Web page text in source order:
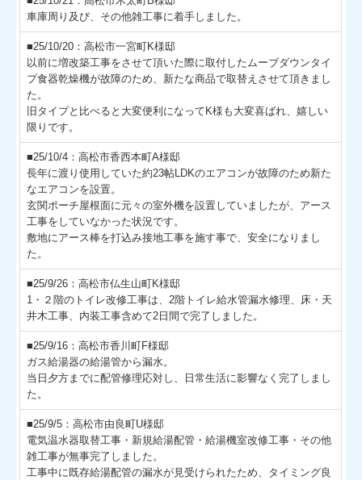
車庫周り及び、その他雑工事に着手しました。
■25/10/20：高松市一宮町K様邸
以前に増改築工事をさせて頂いた際に取付したムーブダウンタイ
プ食器乾燥機が故障のため、新たな商品で取替えさせて頂きまし
た。
旧タイプと比べると大変便利になってK様も大変喜ばれ、嬉しい
限りです。
■25/10/4：高松市香西本町A様邸
長年に渡り使用していた約23帖LDKのエアコンが故障のため新た
なエアコンを設置。
玄関ポーチ屋根面に元々の室外機を設置していましたが、アース
工事をしていなかった状況です。
敷地にアース棒を打込み接地工事を施す事で、安全になりまし
た。
■25/9/26：高松市仏生山町K様邸
1・２階のトイレ改修工事は、2階トイレ給水管漏水修理、床・天
井木工事、内装工事含めて2日間で完了しました。
■25/9/16：高松市香川町F様邸
ガス給湯器の給湯管から漏水。
当日夕方までに配管修理応対し、日常生活に影響なく完了しまし
た。
■25/9/5：高松市由良町U様邸
電気温水器取替工事・新規給湯配管・給湯機室改修工事・その他
雑工事が無事完了しました。
工事中に既存給湯配管の漏水が見受けられたため、タイミング良